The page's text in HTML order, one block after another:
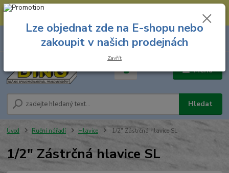
--- Spojovací materiál: 774 431 045 --- Prodejna nářadí: 731 449 423 --
Menu
Hledat
8.00 hod. - 16.00 hod.
za
Úvod Ruční nářadí Hlavice 1/2" Zástrčná hlavice SL
1/2" Zástrčná hlavice SL
Lze objednat zde na E-shopu nebo
zakoupit v našich prodejnách
Zavřít